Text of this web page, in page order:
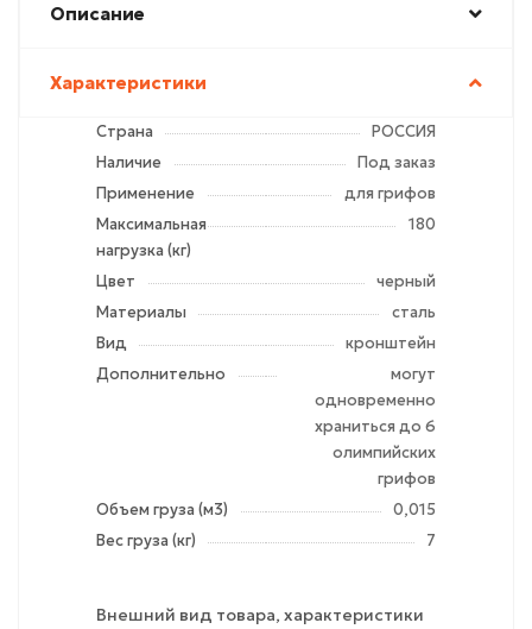
Описание
Характеристики
Страна
РОССИЯ
Наличие
Под заказ
Применение
для грифов
Максимальная
нагрузка (кг)
180
Цвет
черный
Материалы
сталь
Вид
кронштейн
Дополнительно
могут
одновременно
храниться до 6
олимпийских
грифов
Объем груза (м3)
0,015
Вес груза (кг)
7
Внешний вид товара, характеристики